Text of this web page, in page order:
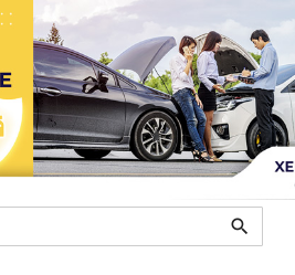
search